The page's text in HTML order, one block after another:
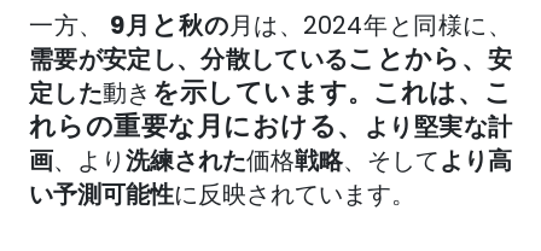
一方、
9月 と秋の月は、2024年と同様に、
需要が安定し、分散していることから、安
定した動き を示しています。 これは、こ
れらの重要な月における、
より堅実な計
画、 より洗練された価格戦略、そしてより高
い予測可能性に反映されています。